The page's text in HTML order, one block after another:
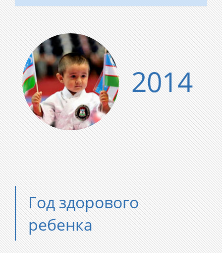
2014
Год здорового
ребенка